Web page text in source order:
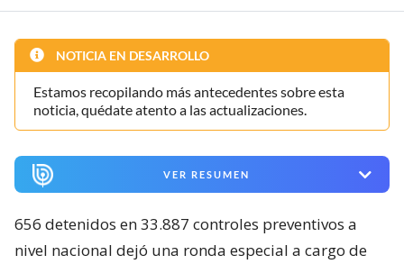
NOTICIA EN DESARROLLO
Estamos recopilando más antecedentes sobre esta
noticia, quédate atento a las actualizaciones.
VER RESUMEN
656 detenidos en 33.887 controles preventivos a
nivel nacional dejó una ronda especial a cargo de